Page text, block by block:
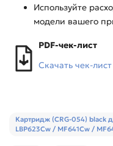
Используйте
модели вашего
PDF-чек-лист
Скачать чек-лист
Картридж (CRG-054) black
LBP623Cw / MF641Cw /